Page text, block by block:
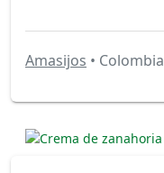
Amasijos • Colombia